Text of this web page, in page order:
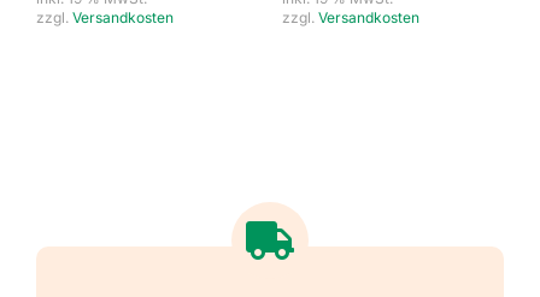
zzgl. Versandkosten
zzgl. Versandkosten